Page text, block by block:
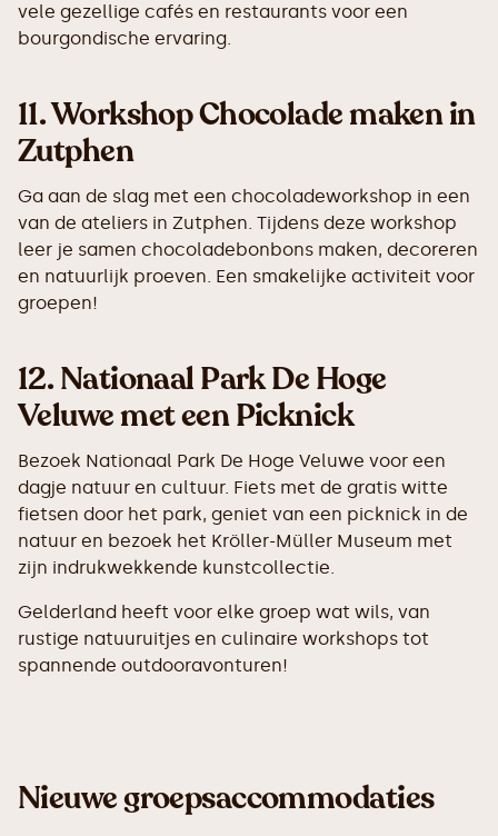
vele gezellige cafés en restaurants voor een
bourgondische ervaring.
11.Workshop Chocolade maken in
Zutphen
Ga aan de slag met een chocoladeworkshop in een
van de ateliers in Zutphen. Tijdens deze workshop
leer je samen chocoladebonbons maken, decoreren
en natuurlijk proeven. Een smakelijke activiteit voor
groepen!
12.Nationaal Park De Hoge
Veluwe met een Picknick
Bezoek Nationaal Park De Hoge Veluwe voor een
dagje natuur en cultuur. Fiets met de gratis witte
fietsen door het park, geniet van een picknick in de
natuur en bezoek het Kröller-Müller Museum met
zijn indrukwekkende kunstcollectie.
Gelderland heeft voor elke groep wat wils, van
rustige natuuruitjes en culinaire workshops tot
spannende outdooravonturen!
Nieuwe groepsaccommodaties